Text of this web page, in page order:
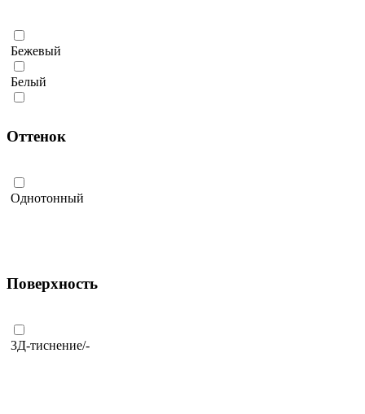
Бежевый
Белый
Серый
Черный
Оттенок
Однотонный
Поверхность
3Д-тиснение/-